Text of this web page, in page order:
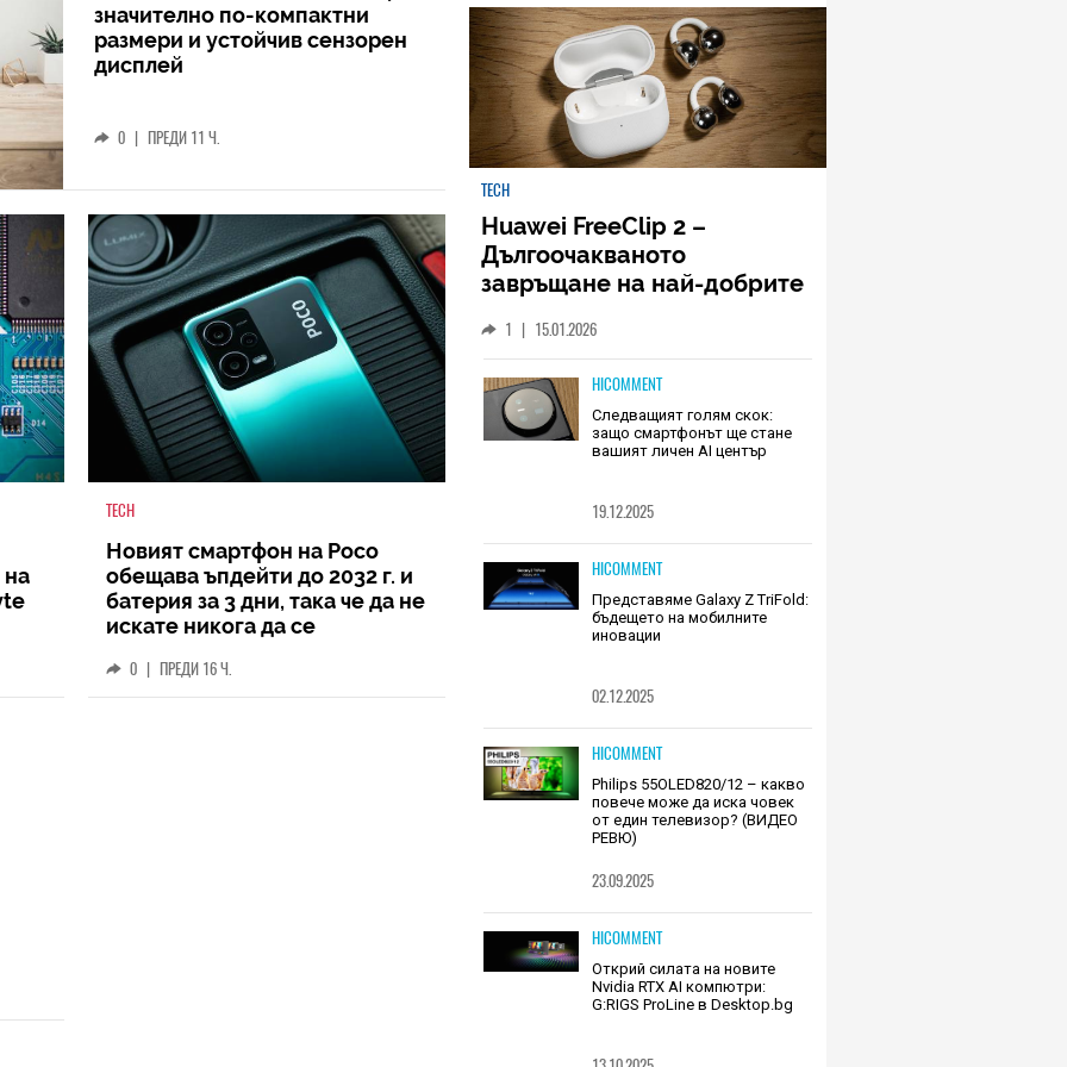
значително по-компактни
размери и устойчив сензорен
дисплей
0 | ПРЕДИ 11 Ч.
TECH
Новият смартфон на Poco
обещава ъпдейти до 2032 г. и
батерия за 3 дни, така че да не
искате никога да се
0 | ПРЕДИ 16 Ч.
TECH
Huawei FreeClip 2 –
Дългоочакваното
завръщане на най-добрите
1 | 15.01.2026
HICOMMENT
Следващият голям скок:
защо смартфонът ще стане
вашият личен AI център
19.12.2025
HICOMMENT
Представяме Galaxy Z TriFold:
бъдещето на мобилните
иновации
02.12.2025
HICOMMENT
Philips 55OLED820/12 – какво
повече може да иска човек
от един телевизор? (ВИДЕО
РЕВЮ)
23.09.2025
HICOMMENT
Открий силата на новите
Nvidia RTX AI компютри:
G:RIGS ProLine в Desktop.bg